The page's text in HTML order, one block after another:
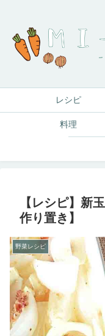
レシピ
料理
【レシピ】新
作り置き】
野菜レシピ